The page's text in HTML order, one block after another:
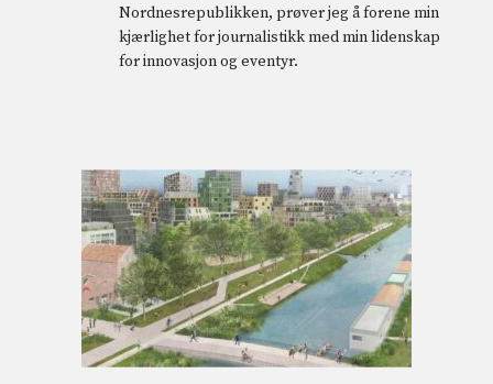
Nordnesrepublikken, prøver jeg å forene min
kjærlighet for journalistikk med min lidenskap
for innovasjon og eventyr.